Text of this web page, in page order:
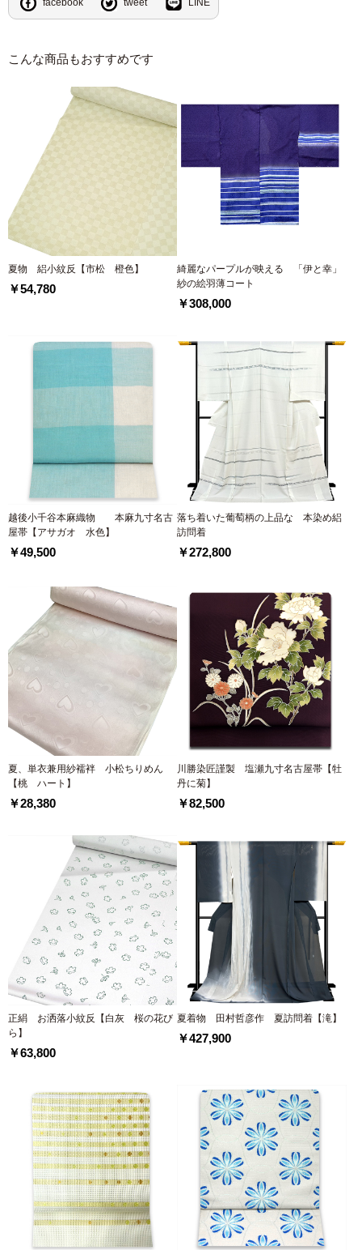
こんな商品もおすすめです
夏物 絽小紋反【市松 橙色】
￥54,780
綺麗なパープルが映える 「伊と幸」
紗の絵羽薄コート
￥308,000
越後小千谷本麻織物 本麻九寸名古
屋帯【アサガオ 水色】
￥49,500
落ち着いた葡萄柄の上品な 本染め絽
訪問着
￥272,800
夏、単衣兼用紗襦袢 小松ちりめん
【桃 ハート】
￥28,380
川勝染匠謹製 塩瀬九寸名古屋帯【牡
丹に菊】
￥82,500
正絹 お洒落小紋反【白灰 桜の花び
ら】
￥63,800
夏着物 田村哲彦作 夏訪問着【滝】
￥427,900